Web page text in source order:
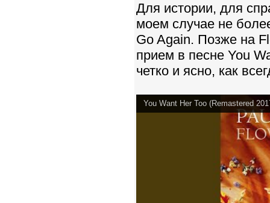
Для истории, для
моем случае не
Go Again. Позже на
прием в песне You
четко и ясно, как
You Want Her Too (Remastered